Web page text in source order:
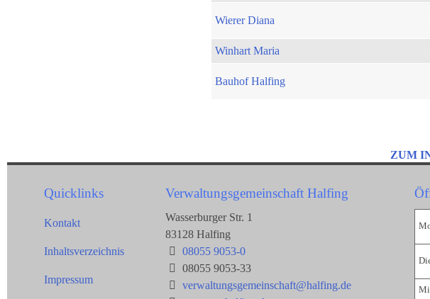
Wierer Diana
Winhart Maria
Bauhof Halfing
ZUM
Quicklinks
Kontakt
Inhaltsverzeichnis
Impressum
Verwaltungsgemeinschaft Halfing
Wasserburger Str. 1
83128 Halfing
08055 9053-0
08055 9053-33
verwaltungsgemeinschaft@halfing.de